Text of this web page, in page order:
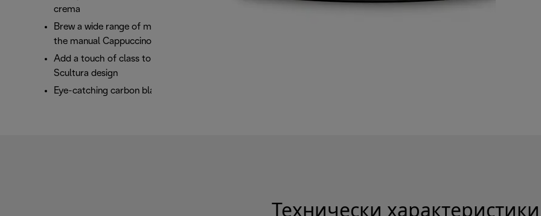
crema
Brew a wide range of milk based beverages with
the manual Cappuccino System
Add a touch of class to your kitchen with the
Scultura design
Eye-catching carbon black with chrome details
Технически характеристики